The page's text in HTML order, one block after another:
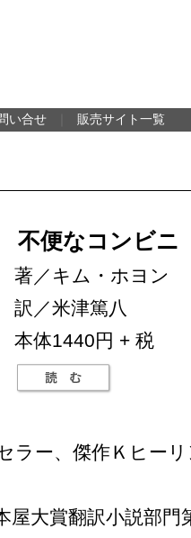
い合せ 販売サイト一覧
不便なコンビニ
著／キム・ホヨン
訳／米津篤八
本体1440円 + 税
ラー、傑作Ｋヒー
屋大賞翻訳小説部門